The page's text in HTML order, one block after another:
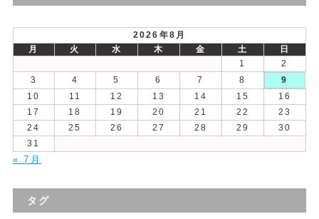
2026年8月
月
火 水 木 金 土
日
1
2
3
4 5 6 7 8
9
10
11 12 13 14 15
16
17
18 19 20 21 22
23
24
25 26 27 28 29
30
31
« 7月
タグ